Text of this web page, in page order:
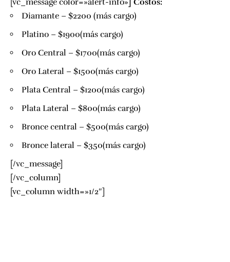
[vc_message color=»alert-info»] Costos:
Diamante – $2200 (más cargo)
Platino – $1900(más cargo)
Oro Central – $1700(más cargo)
Oro Lateral – $1500(más cargo)
Plata Central – $1200(más cargo)
Plata Lateral – $800(más cargo)
Bronce central – $500(más cargo)
Bronce lateral – $350(más cargo)
[/vc_message]
[/vc_column]
[vc_column width=»1/2″]